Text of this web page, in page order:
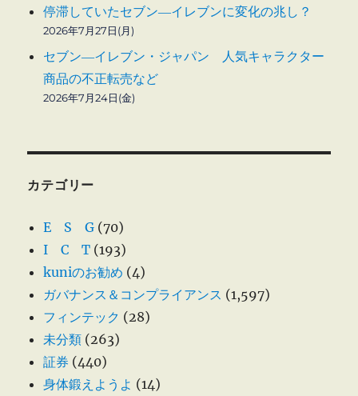
停滞していたセブン―イレブンに変化の兆し？
2026年7月27日(月)
セブン―イレブン・ジャパン 人気キャラクター
商品の不正転売など
2026年7月24日(金)
カテゴリー
E S G (70)
I C T (193)
kuniのお勧め (4)
ガバナンス＆コンプライアンス (1,597)
フィンテック (28)
未分類 (263)
証券 (440)
身体鍛えようよ (14)